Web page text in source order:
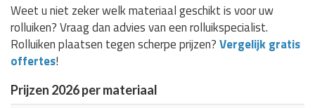
Weet u niet zeker welk materiaal geschikt is voor uw
rolluiken? Vraag dan advies van een rolluikspecialist.
Rolluiken plaatsen tegen scherpe prijzen?Vergelijk gratis
offertes!
Prijzen 2026 per materiaal